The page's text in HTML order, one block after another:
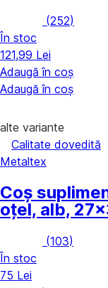
(252)
În stoc
121,99 Lei
Adaugă în coș
Adaugă în coș
alte variante
Calitate dovedită
Metaltex
Coș
oțel, alb,
(103)
În stoc
75 Lei